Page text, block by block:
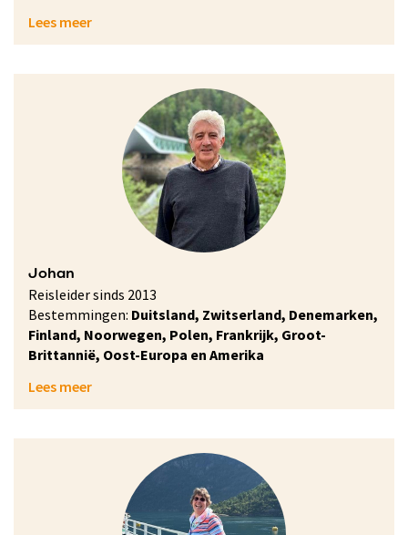
Lees meer
Johan
Reisleider sinds 2013
Bestemmingen: Duitsland, Zwitserland, Denemarken,
Finland, Noorwegen, Polen, Frankrijk, Groot-
Brittannië, Oost-Europa en Amerika
Lees meer